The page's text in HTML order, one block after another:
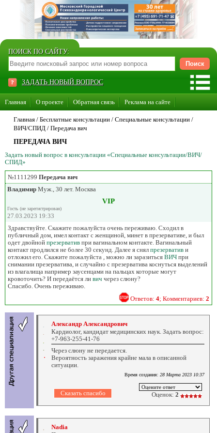
ПОИСК ПО САЙТУ:
ЗАДАТЬ НОВЫЙ ВОПРОС
Главная О проекте Обратная связь Реклама на сайте
Стать консультантом нашего сайта
Главная / Бесплатные консультации / Специальные консультации /
ВИЧ/СПИД / Передача вич
ПЕРЕДАЧА ВИЧ
Задать новый вопрос в консультации «Специальные консультации/ВИЧ/
СПИД»
№1111299 Передача вич
Владимир Муж., 30 лет. Москва
VIP
Гость (не зарегистрирован)
27.03.2023 19:33
Здравствуйте. Скажите пожалуйста очень переживаю. Сходил в
публичный дом, имел контакт с женщиной, минет в презервативе, и был
одет двойной презерватив при вагинальном контакте. Вагинальный
контакт продлился не более 30 секунд. Далее я снял презерватив и
отложил его. Скажите пожалуйста , можно ли заразиться ВИЧ при
снимании презерватива, и случайно с презерватива коснуться выделений
из влагалища например заусенцами на пальцах которые могут
кровоточить? И передаётся ли вич через слюну?
Спасибо. Очень переживаю.
Ответов: 4; Комментариев: 2
Александр Александрович
Кардиолог, кандидат медицинских наук. Задать вопрос:
+7-963-255-41-76
Через слюну не передается.
Вероятность заражения крайне мала в описанной
ситуации.
Время создания: 28 Марта 2023 10:37
Оценок: 2
Nadia